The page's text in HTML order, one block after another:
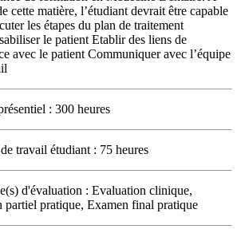
cette matière, l’étudiant devrait être capable
les étapes du plan de traitement
le patient Etablir des liens de
avec le patient Communiquer avec l’équipe
: 300 heures
travail étudiant : 75 heures
d'évaluation : Evaluation clinique,
partiel pratique, Examen final pratique